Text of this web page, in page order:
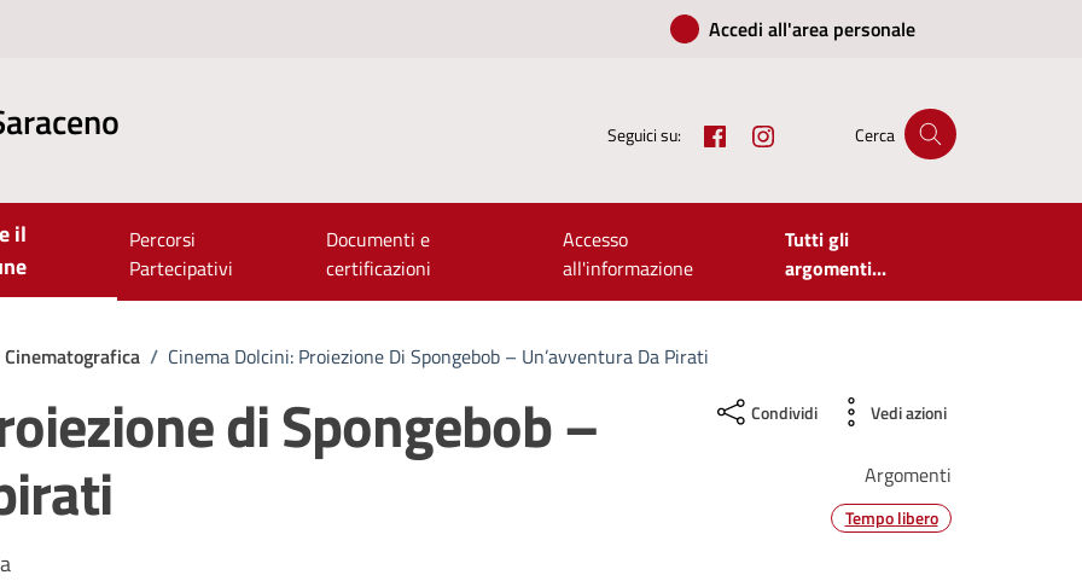
Accedi all'area personale
Seguici su: FacebookInstagramCerca
il
Percorsi
Partecipativi
Documenti e
certificazioni
Accesso
all'informazione
Tutti gli
argomenti...
/ Cinema Dolcini: Proiezione Di Spongebob – Un’avventura Da Pirati
di Spongebob – Condividi Vedi azioni
Argomenti
Tempo libero